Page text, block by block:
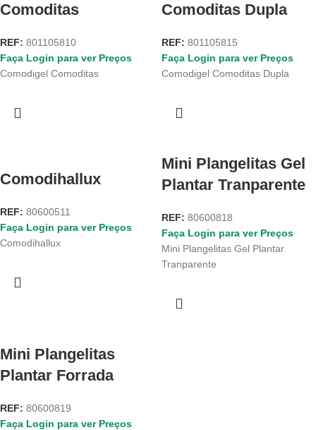
Comoditas
REF: 801105810
Faça Login para ver Preços
Comodigel Comoditas
Comoditas Dupla
REF: 801105815
Faça Login para ver Preços
Comodigel Comoditas Dupla
Comodihallux
REF: 80600511
Faça Login para ver Preços
Comodihallux
Mini Plangelitas Gel
Plantar Tranparente
REF: 80600818
Faça Login para ver Preços
Mini Plangelitas Gel Plantar
Tranparente
Mini Plangelitas
Plantar Forrada
REF: 80600819
Faça Login para ver Preços